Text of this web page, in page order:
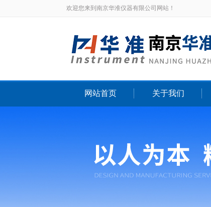
欢迎您来到南京华准仪器有限公司网站！
网站首页 关于我们